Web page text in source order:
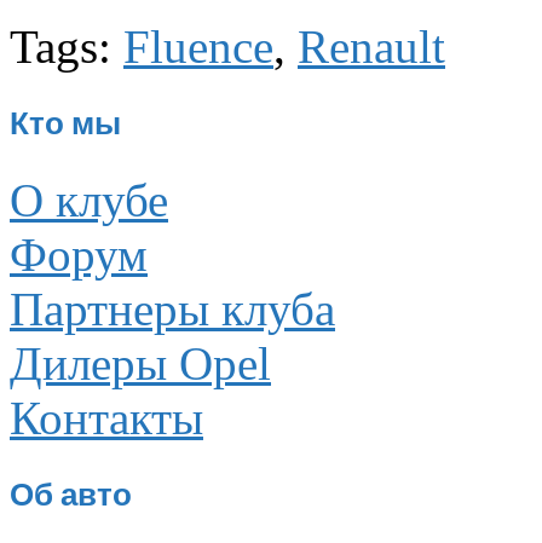
Tags: Fluence, Renault
Кто мы
О клубе
Форум
Партнеры клуба
Дилеры Opel
Контакты
Об авто